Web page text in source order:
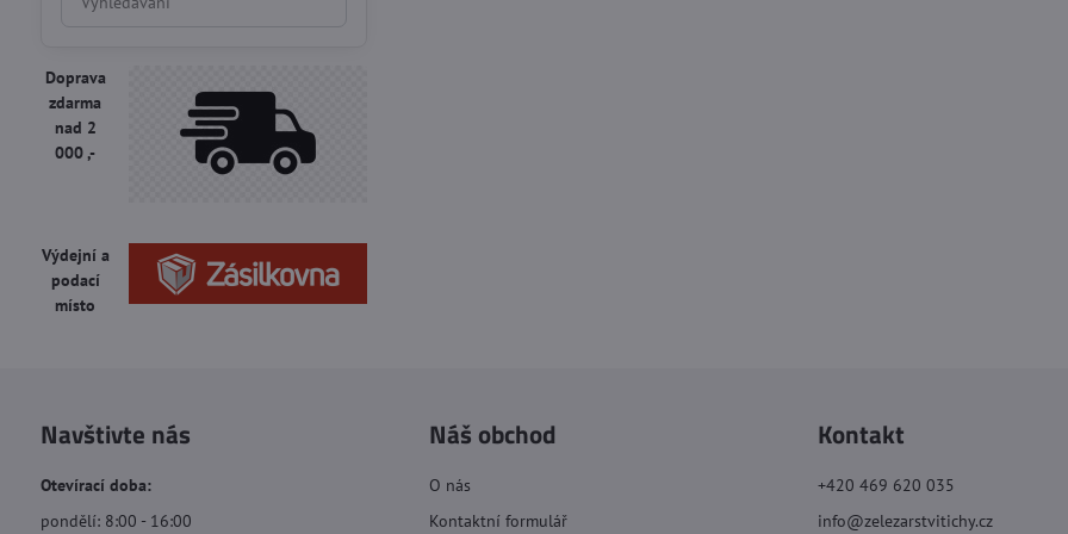
výsledky
fulltextem
Doprava
zdarma
nad 2
000 ,-
Výdejní a
podací
místo
Navštivte nás
Otevírací doba:
pondělí: 8:00 - 16:00
Náš obchod
O nás
Kontaktní formulář
Kontakt
+420 469 620 035
info@zelezarstvitichy.cz